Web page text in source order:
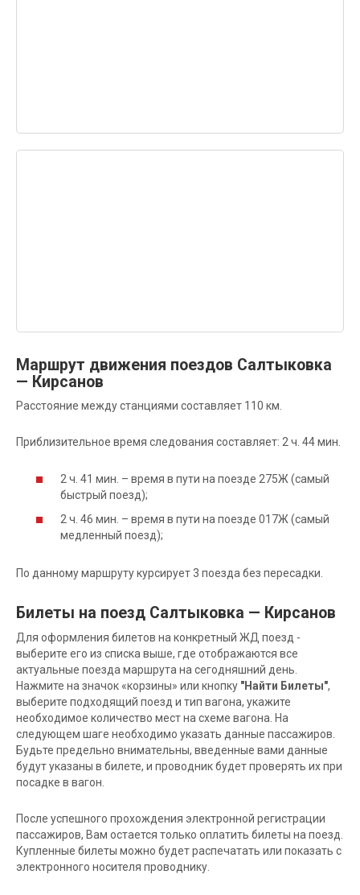
Маршрут движения поездов Салтыковка
— Кирсанов
Расстояние между станциями составляет 110 км.
Приблизительное время следования составляет: 2 ч. 44 мин.
2 ч. 41 мин. – время в пути на поезде 275Ж (самый
быстрый поезд);
2 ч. 46 мин. – время в пути на поезде 017Ж (самый
медленный поезд);
По данному маршруту курсирует 3 поезда без пересадки.
Билеты на поезд Салтыковка — Кирсанов
Для оформления билетов на конкретный ЖД поезд -
выберите его из списка выше, где отображаются все
актуальные поезда маршрута на сегодняшний день.
Нажмите на значок «корзины» или кнопку "Найти Билеты",
выберите подходящий поезд и тип вагона, укажите
необходимое количество мест на схеме вагона. На
следующем шаге необходимо указать данные пассажиров.
Будьте предельно внимательны, введенные вами данные
будут указаны в билете, и проводник будет проверять их при
посадке в вагон.
После успешного прохождения электронной регистрации
пассажиров, Вам остается только оплатить билеты на поезд.
Купленные билеты можно будет распечатать или показать с
электронного носителя проводнику.